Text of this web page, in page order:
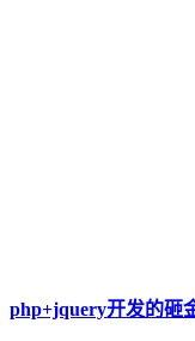
php+jquery开发的砸